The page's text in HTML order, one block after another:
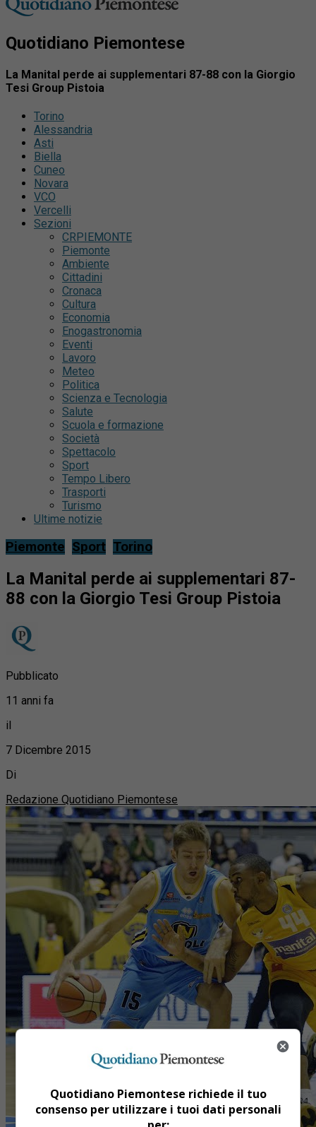
Quotidiano Piemontese
La Manital perde ai supplementari 87-88 con la Giorgio
Tesi Group Pistoia
Torino
Alessandria
Asti
Biella
Cuneo
Novara
VCO
Vercelli
Sezioni
CRPIEMONTE
Piemonte
Ambiente
Cittadini
Cronaca
Cultura
Economia
Enogastronomia
Eventi
Lavoro
Meteo
Politica
Scienza e Tecnologia
Salute
Scuola e formazione
Società
Spettacolo
Sport
Tempo Libero
Trasporti
Turismo
Ultime notizie
Piemonte Sport Torino
La Manital perde ai supplementari 87-
88 con la Giorgio Tesi Group Pistoia
Pubblicato
11 anni fa
il
7 Dicembre 2015
Di
Redazione Quotidiano Piemontese
Quotidiano Piemontese richiede il tuo
consenso per utilizzare i tuoi dati personali